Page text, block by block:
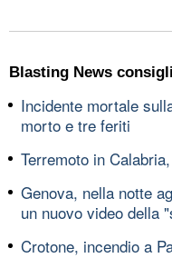
Blasting News
Incidente mortale
morto e tre feriti
Terremoto in
Genova, nella notte
un nuovo video della
Crotone, incendio a